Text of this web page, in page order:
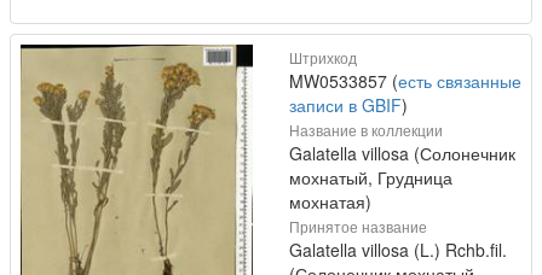
Штрихкод
MW0533857 (есть связанные
записи в GBIF)
Название в коллекции
Galatella villosa (Солонечник
мохнатый, Грудница
мохнатая)
Принятое название
Galatella villosa (L.) Rchb.fil.